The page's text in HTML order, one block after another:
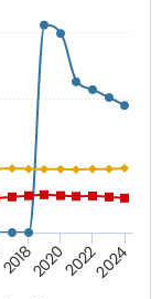
2018202020222024